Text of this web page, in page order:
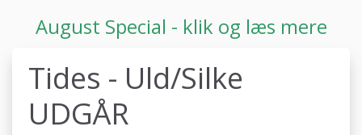
August Special - klik og læs mere
Tides - Uld/Silke
UDGÅR